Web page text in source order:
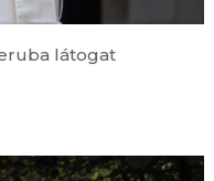
látogat